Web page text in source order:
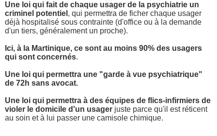
Une loi qui fait de chaque usager de la psychiatrie un
criminel potentiel , qui permettra de ficher chaque usager
déjà hospitalisé sous contrainte (d'office ou à la demande
d'un tiers, généralement un proche).
Ici, à la Martinique, ce sont au moins 90% des usagers
qui sont concernés.
Une loi qui permettra une "garde à vue psychiatrique"
de 72h sans avocat.
Une loi qui permettra à des équipes de flics-infirmiers de
violer le domicile d'un usager juste parce qu'il est réticent
au soin et à lui passer une camisole chimique.